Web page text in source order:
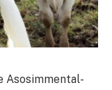
Asosimmental-